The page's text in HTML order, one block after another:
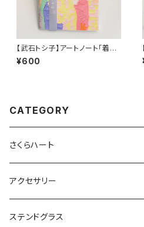
【武石トシ子】アートノート「着物
の女性（横顔）」
¥600
CATEGORY
さくらハート
ペンダント
ゴールド
ピアス
アクセサリー
ネックレス
ステンドグラス